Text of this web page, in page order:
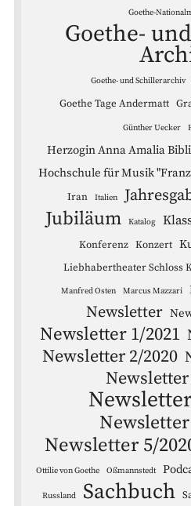
Goethe-
Goethe-
Goethe- und Schillerarchiv
Goethe Tage Andermatt
Günther Uecker
Herzogin Anna Amalia
Hochschule für Musik
Iran Italien
Jubiläum Katalog
Konferenz Konzert
Liebhabertheater Schloss
Manfred Osten Marcus Mazzari
Newsletter
Newsletter 1/2021
Newsletter 2/2020
Newsletter
Newsletter 5/
Ottilie von Goethe Oßmannstedt
Russland Sachbuch